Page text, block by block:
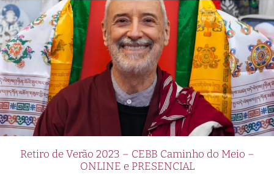
Retiro de Verão 2023 – CEBB Caminho do Meio –
ONLINE e PRESENCIAL